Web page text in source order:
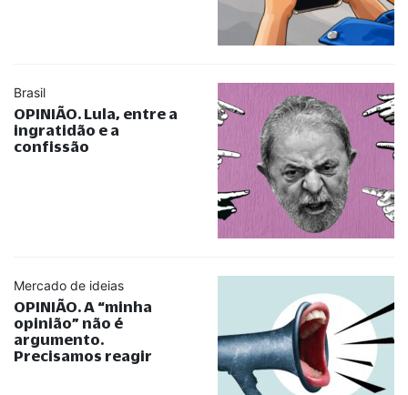
Brasil
OPINIÃO. Lula, entre a
ingratidão e a
confissão
Mercado de ideias
OPINIÃO. A “minha
opinião” não é
argumento.
Precisamos reagir